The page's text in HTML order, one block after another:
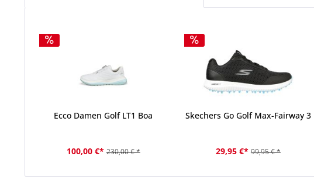
Ecco Damen Golf LT1 Boa
100,00 €* 230,00 € *
Skechers Go Golf Max-Fairway 3
29,95 €* 99,95 € *